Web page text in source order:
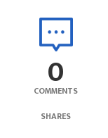
0
COMMENTS
SHARES